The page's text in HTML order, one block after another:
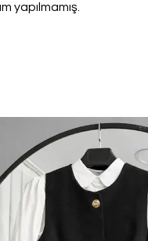
yapılmamış.